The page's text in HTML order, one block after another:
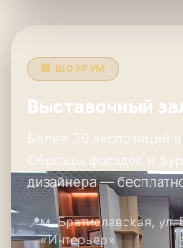
🏢 ШОУРУМ
Выставочный
Более 30 экспозиций
Образцы фасадов и
дизайнера —
📍м. Братиславская, ул.
«Интерьер»